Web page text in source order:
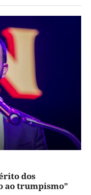
dos
ao trumpismo”